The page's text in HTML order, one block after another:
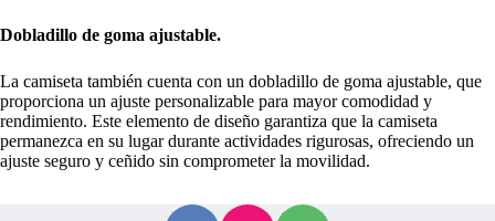
Dobladillo de goma ajustable.
La camiseta también cuenta con un dobladillo de goma ajustable, que
proporciona un ajuste personalizable para mayor comodidad y
rendimiento. Este elemento de diseño garantiza que la camiseta
permanezca en su lugar durante actividades rigurosas, ofreciendo un
ajuste seguro y ceñido sin comprometer la movilidad.